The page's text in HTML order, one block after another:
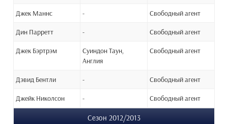
Джек Маннс - Свободный агент
Дин Парретт - Свободный агент
Джек Бэртрэм
Суиндон Таун,
Англия
Свободный агент
Дэвид Бентли - Свободный агент
Джейк Николсон - Свободный агент
Сезон 2012/2013